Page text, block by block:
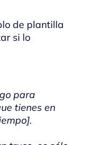
de plantilla
si lo
para
tienes en